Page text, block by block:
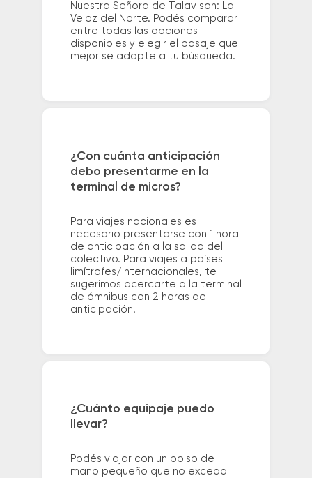
Nuestra Señora de Talav son: La
Veloz del Norte. Podés comparar
entre todas las opciones
disponibles y elegir el pasaje que
mejor se adapte a tu búsqueda.
¿Con cuánta anticipación
debo presentarme en la
terminal de micros?
Para viajes nacionales es
necesario presentarse con 1 hora
de anticipación a la salida del
colectivo. Para viajes a países
limítrofes/internacionales, te
sugerimos acercarte a la terminal
de ómnibus con 2 horas de
anticipación.
¿Cuánto equipaje puedo
llevar?
Podés viajar con un bolso de
mano pequeño que no exceda